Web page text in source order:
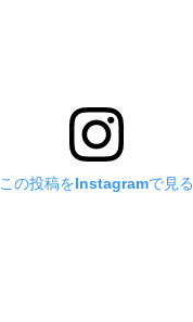
この投稿をInstagramで見る